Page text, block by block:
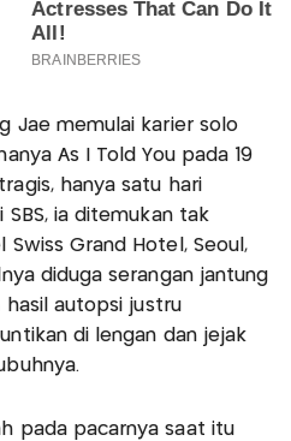
Jae memulai karier solo
As I Told You pada 19
hanya satu hari
ia ditemukan tak
Grand Hotel, Seoul,
diduga serangan jantung
hasil autopsi justru
di lengan dan jejak
pada pacarnya saat itu